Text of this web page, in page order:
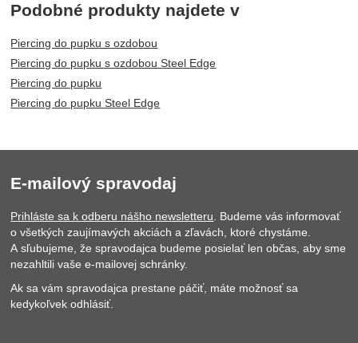
Podobné produkty najdete v
Piercing do pupku s ozdobou
Piercing do pupku s ozdobou Steel Edge
Piercing do pupku
Piercing do pupku Steel Edge
E-mailový spravodaj
Prihláste sa k odberu nášho newsletteru. Budeme vás informovať
o všetkých zaujímavých akciách a zľavách, ktoré chystáme.
A sľubujeme, že spravodajca budeme posielať len občas, aby sme
nezahltili vaše e-mailovej schránky.
Ak sa vám spravodajca prestane páčiť, máte možnosť sa
kedykoľvek odhlásiť.